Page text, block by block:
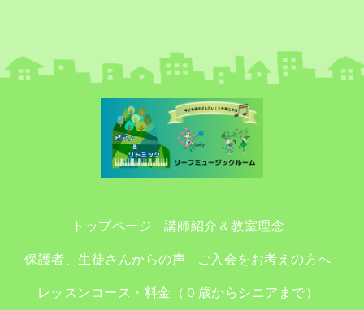
トップページ 講師紹介＆教室理念
保護者、生徒さんからの声 ご入会をお考えの方へ
レッスンコース・料金（０歳からシニアまで）